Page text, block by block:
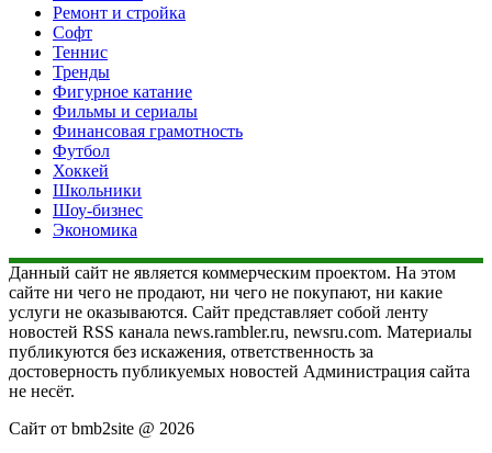
Ремонт и стройка
Софт
Теннис
Тренды
Фигурное катание
Фильмы и сериалы
Финансовая грамотность
Футбол
Хоккей
Школьники
Шоу-бизнес
Экономика
Данный сайт не является коммерческим проектом. На этом
сайте ни чего не продают, ни чего не покупают, ни какие
услуги не оказываются. Сайт представляет собой ленту
новостей RSS канала news.rambler.ru, newsru.com. Материалы
публикуются без искажения, ответственность за
достоверность публикуемых новостей Администрация сайта
не несёт.
Сайт от bmb2site @ 2026